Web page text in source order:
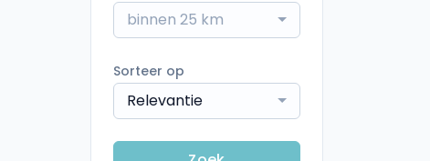
binnen 25 km
Sorteer op
Relevantie